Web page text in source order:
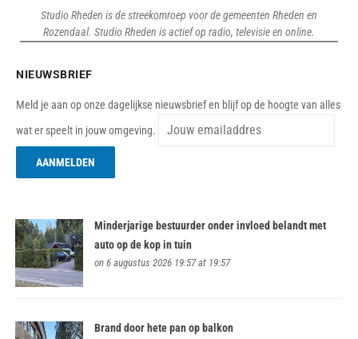
Studio Rheden is de streekomroep voor de gemeenten Rheden en
Rozendaal. Studio Rheden is actief op radio, televisie en online.
NIEUWSBRIEF
Meld je aan op onze dagelijkse nieuwsbrief en blijf op de hoogte van alles
wat er speelt in jouw omgeving.
Minderjarige bestuurder onder invloed belandt met
auto op de kop in tuin
on 6 augustus 2026 19:57 at 19:57
Brand door hete pan op balkon